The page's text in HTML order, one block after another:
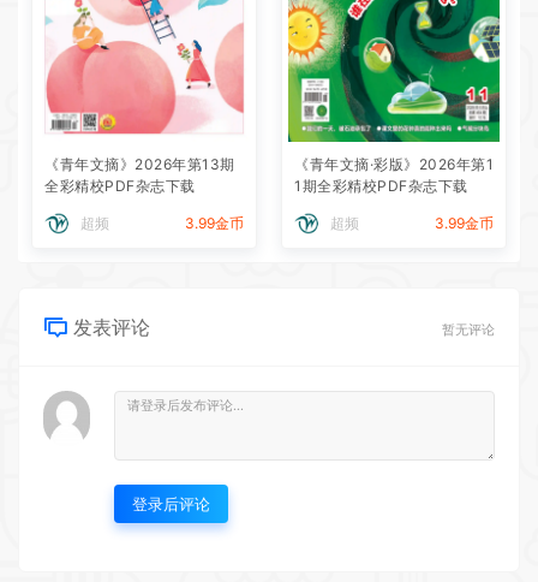
《青年文摘》2026年第13期
全彩精校PDF杂志下载
超频 3.99金币
《青年文摘·彩版》2026年第1
1期全彩精校PDF杂志下载
超频 3.99金币
发表评论 暂无评论
登录后评论